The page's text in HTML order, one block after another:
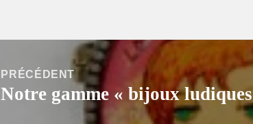
PRÉCÉDENT
Article
Notre gamme « bijoux